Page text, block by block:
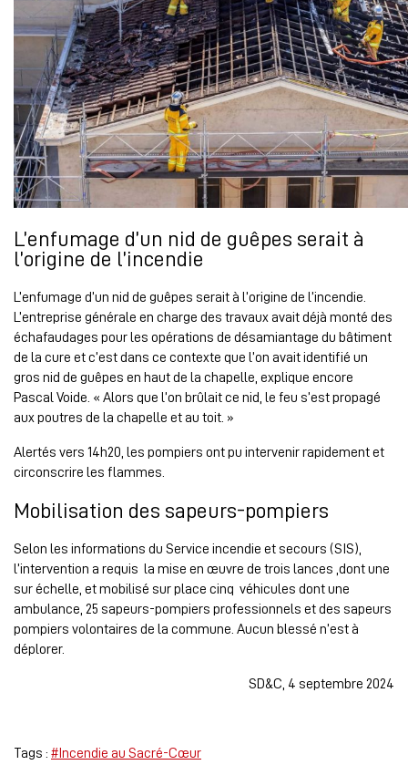
L’enfumage d’un nid de guêpes serait à
l’origine de l’incendie
L’enfumage d’un nid de guêpes serait à l’origine de l’incendie.
L’entreprise générale en charge des travaux avait déjà monté des
échafaudages pour les opérations de désamiantage du bâtiment
de la cure et c’est dans ce contexte que l’on avait identifié un
gros nid de guêpes en haut de la chapelle, explique encore
Pascal Voide. « Alors que l’on brûlait ce nid, le feu s’est propagé
aux poutres de la chapelle et au toit. »
Alertés vers 14h20, les pompiers ont pu intervenir rapidement et
circonscrire les flammes.
Mobilisation des sapeurs-pompiers
Selon les informations du Service incendie et secours (SIS),
l’intervention a requis la mise en œuvre de trois lances ,dont une
sur échelle, et mobilisé sur place cinq véhicules dont une
ambulance, 25 sapeurs-pompiers professionnels et des sapeurs
pompiers volontaires de la commune. Aucun blessé n’est à
déplorer.
SD&C, 4 septembre 2024
Tags : #Incendie au Sacré-Cœur